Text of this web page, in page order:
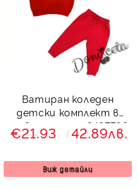
Ватиран коледен
детски комплект в
червено с елен 8497766
€21.93 42.89лв.
Виж детайли